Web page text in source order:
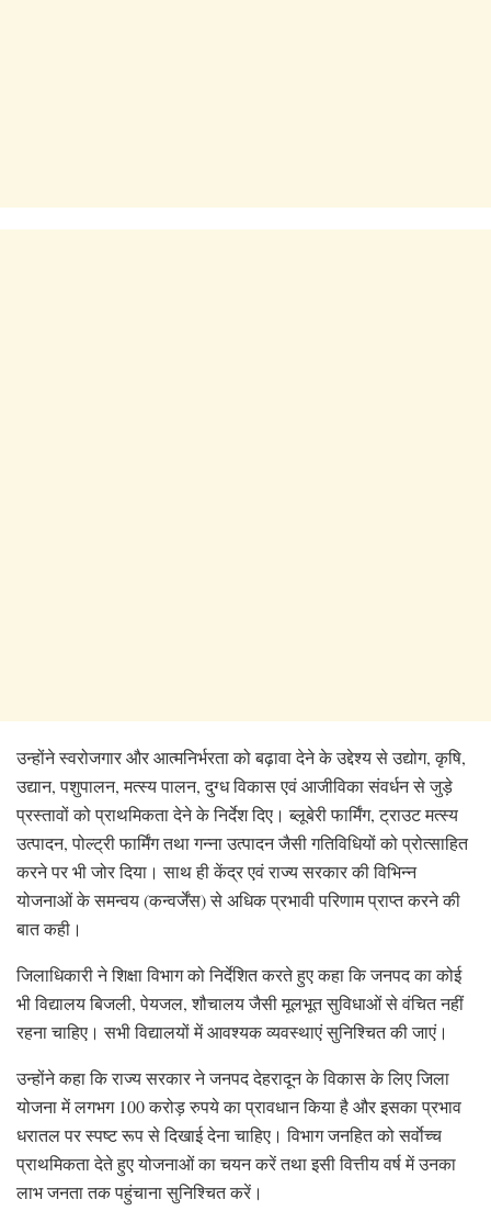
उन्होंने स्वरोजगार और आत्मनिर्भरता को बढ़ावा देने के उद्देश्य से उद्योग, कृषि,
उद्यान, पशुपालन, मत्स्य पालन, दुग्ध विकास एवं आजीविका संवर्धन से जुड़े
प्रस्तावों को प्राथमिकता देने के निर्देश दिए। ब्लूबेरी फार्मिंग, ट्राउट मत्स्य
उत्पादन, पोल्ट्री फार्मिंग तथा गन्ना उत्पादन जैसी गतिविधियों को प्रोत्साहित
करने पर भी जोर दिया। साथ ही केंद्र एवं राज्य सरकार की विभिन्न
योजनाओं के समन्वय (कन्वर्जेंस) से अधिक प्रभावी परिणाम प्राप्त करने की
बात कही।
जिलाधिकारी ने शिक्षा विभाग को निर्देशित करते हुए कहा कि जनपद का कोई
भी विद्यालय बिजली, पेयजल, शौचालय जैसी मूलभूत सुविधाओं से वंचित नहीं
रहना चाहिए। सभी विद्यालयों में आवश्यक व्यवस्थाएं सुनिश्चित की जाएं।
उन्होंने कहा कि राज्य सरकार ने जनपद देहरादून के विकास के लिए जिला
योजना में लगभग 100 करोड़ रुपये का प्रावधान किया है और इसका प्रभाव
धरातल पर स्पष्ट रूप से दिखाई देना चाहिए। विभाग जनहित को सर्वाेच्च
प्राथमिकता देते हुए योजनाओं का चयन करें तथा इसी वित्तीय वर्ष में उनका
लाभ जनता तक पहुंचाना सुनिश्चित करें।